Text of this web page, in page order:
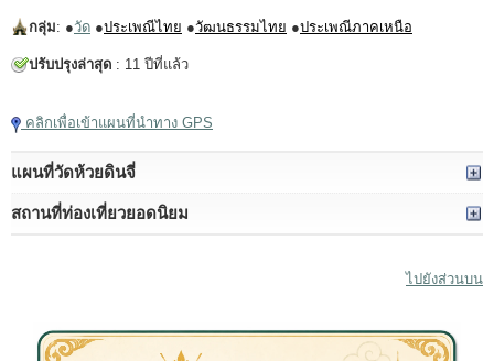
กลุ่ม: ●วัด ●ประเพณีไทย ●วัฒนธรรมไทย ●ประเพณีภาคเหนือ
ปรับปรุงล่าสุด : 11 ปีที่แล้ว
คลิกเพื่อเข้าแผนที่นำทาง GPS
แผนที่วัดห้วยดินจี่
สถานที่ท่องเที่ยวยอดนิยม
ไปยังส่วนบน